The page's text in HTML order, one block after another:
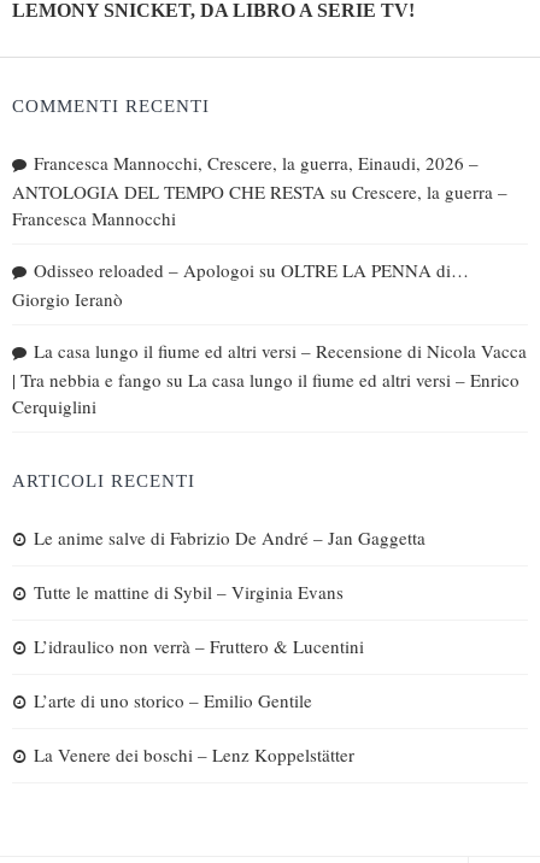
LEMONY SNICKET, DA LIBRO A SERIE TV!
COMMENTI RECENTI
Francesca Mannocchi, Crescere, la guerra, Einaudi, 2026 –
ANTOLOGIA DEL TEMPO CHE RESTA su Crescere, la guerra –
Francesca Mannocchi
Odisseo reloaded – Apologoi su OLTRE LA PENNA di…
Giorgio Ieranò
La casa lungo il fiume ed altri versi – Recensione di Nicola Vacca
| Tra nebbia e fango su La casa lungo il fiume ed altri versi – Enrico
Cerquiglini
ARTICOLI RECENTI
Le anime salve di Fabrizio De André – Jan Gaggetta
Tutte le mattine di Sybil – Virginia Evans
L’idraulico non verrà – Fruttero & Lucentini
L’arte di uno storico – Emilio Gentile
La Venere dei boschi – Lenz Koppelstätter